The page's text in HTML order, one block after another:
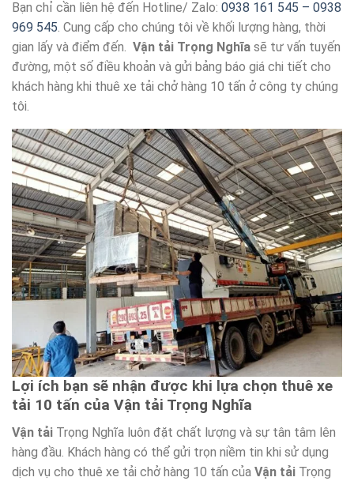
Bạn chỉ cần liên hệ đến Hotline/ Zalo: 0938 161 545 – 0938
969 545. Cung cấp cho chúng tôi về khối lượng hàng, thời
gian lấy và điểm đến. Vận tải Trọng Nghĩa sẽ tư vấn tuyến
đường, một số điều khoản và gửi bảng báo giá chi tiết cho
khách hàng khi thuê xe tải chở hàng 10 tấn ở công ty chúng
tôi.
Lợi ích bạn sẽ nhận được khi lựa chọn thuê xe
tải 10 tấn của Vận tải Trọng Nghĩa
Vận tải Trọng Nghĩa luôn đặt chất lượng và sự tân tâm lên
hàng đầu. Khách hàng có thể gửi trọn niềm tin khi sử dụng
dịch vụ cho thuê xe tải chở hàng 10 tấn của Vận tải Trọng